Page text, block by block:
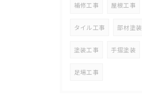
補修工事 屋根工事
タイル工事 部材塗装
塗装工事 手摺塗装
足場工事